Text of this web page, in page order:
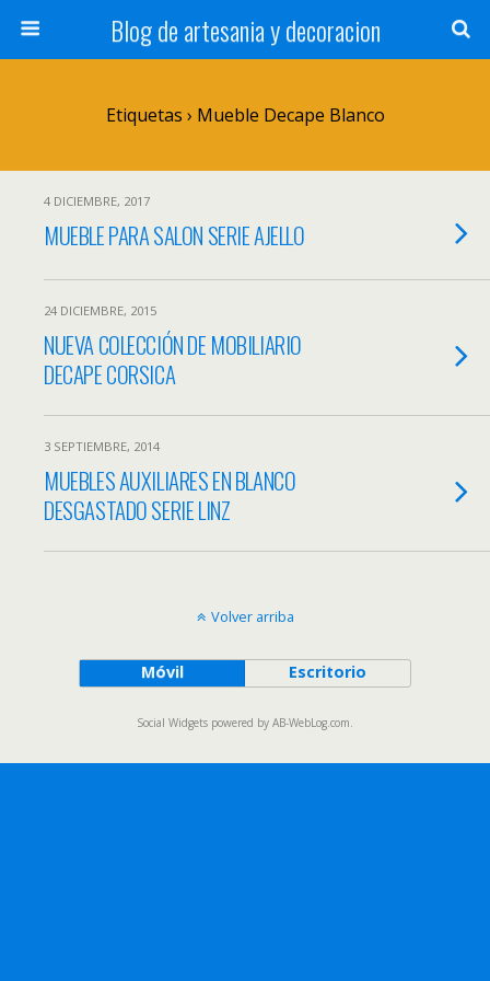
Blog de artesania y decoracion
Etiquetas › Mueble Decape Blanco
4 DICIEMBRE, 2017
MUEBLE PARA SALON SERIE AJELLO
24 DICIEMBRE, 2015
NUEVA COLECCIÓN DE MOBILIARIO
DECAPE CORSICA
3 SEPTIEMBRE, 2014
MUEBLES AUXILIARES EN BLANCO
DESGASTADO SERIE LINZ
Volver arriba
Móvil Escritorio
Social Widgets powered by AB-WebLog.com.